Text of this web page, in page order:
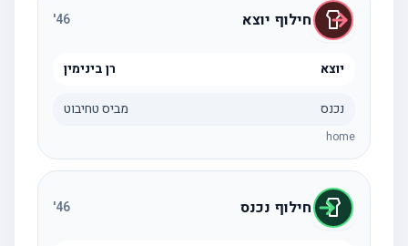
חילוף יוצא 46
'
יוצא רן בינימין
נכנס מביס טחיבוט
home
חילוף נכנס 46
'